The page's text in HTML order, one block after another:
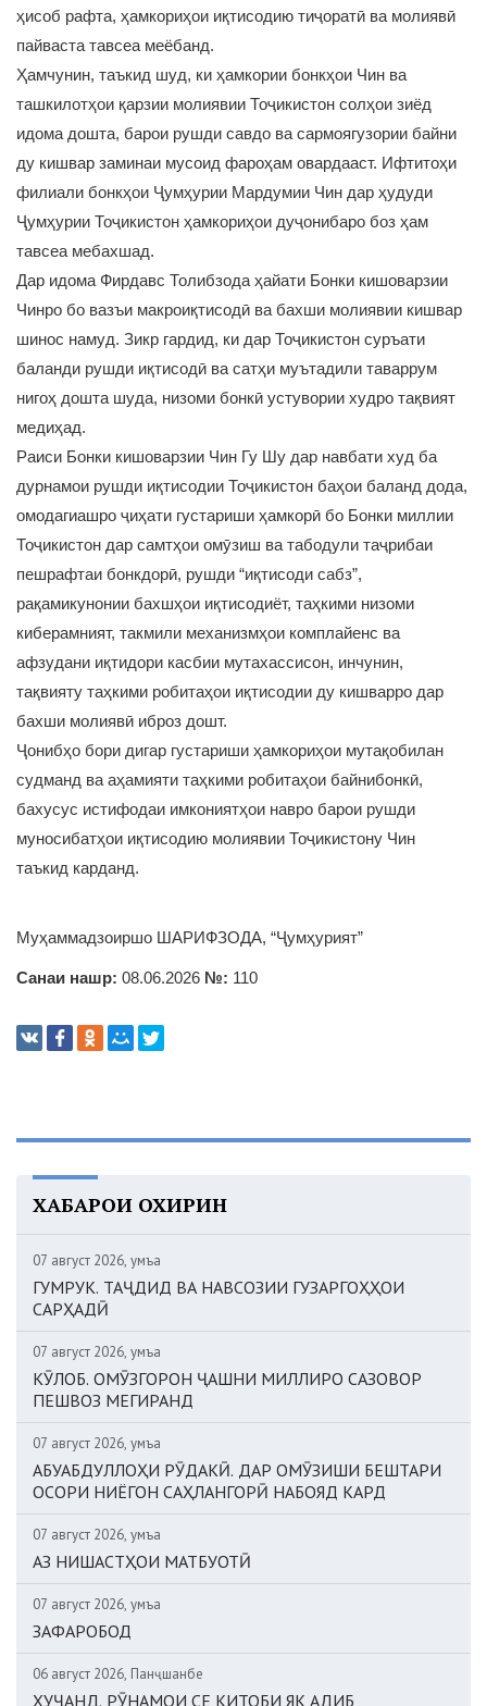
ҳисоб рафта, ҳамкориҳои иқтисодию тиҷоратӣ ва молиявӣ
пайваста тавсеа меёбанд.
Ҳамчунин, таъкид шуд, ки ҳамкории бонкҳои Чин ва
ташкилотҳои қарзии молиявии Тоҷикистон солҳои зиёд
идома дошта, барои рушди савдо ва сармоягузории байни
ду кишвар заминаи мусоид фароҳам овардааст. Ифтитоҳи
филиали бонкҳои Ҷумҳурии Мардумии Чин дар ҳудуди
Ҷумҳурии Тоҷикистон ҳамкориҳои дуҷонибаро боз ҳам
тавсеа мебахшад.
Дар идома Фирдавс Толибзода ҳайати Бонки кишоварзии
Чинро бо вазъи макроиқтисодӣ ва бахши молиявии кишвар
шинос намуд. Зикр гардид, ки дар Тоҷикистон суръати
баланди рушди иқтисодӣ ва сатҳи муътадили таваррум
нигоҳ дошта шуда, низоми бонкӣ устувории худро тақвият
медиҳад.
Раиси Бонки кишоварзии Чин Гу Шу дар навбати худ ба
дурнамои рушди иқтисодии Тоҷикистон баҳои баланд дода,
омодагиашро ҷиҳати густариши ҳамкорӣ бо Бонки миллии
Тоҷикистон дар самтҳои омӯзиш ва табодули таҷрибаи
пешрафтаи бонкдорӣ, рушди “иқтисоди сабз”,
рақамикунонии бахшҳои иқтисодиёт, таҳкими низоми
киберамният, такмили механизмҳои комплайенс ва
афзудани иқтидори касбии мутахассисон, инчунин,
тақвияту таҳкими робитаҳои иқтисодии ду кишварро дар
бахши молиявӣ иброз дошт.
Ҷонибҳо бори дигар густариши ҳамкориҳои мутақобилан
судманд ва аҳамияти таҳкими робитаҳои байнибонкӣ,
бахусус истифодаи имкониятҳои навро барои рушди
муносибатҳои иқтисодию молиявии Тоҷикистону Чин
таъкид карданд.
Муҳаммадзоиршо ШАРИФЗОДА, “Ҷумҳурият”
Санаи нашр: 08.06.2026 №: 110
ХАБАРҲОИ ОХИРИН
07 август 2026, Ҷумъа
ГУМРУК. ТАҶДИД ВА НАВСОЗИИ ГУЗАРГОҲҲОИ
САРҲАДӢ
07 август 2026, Ҷумъа
КӮЛОБ. ОМӮЗГОРОН ҶАШНИ МИЛЛИРО САЗОВОР
ПЕШВОЗ МЕГИРАНД
07 август 2026, Ҷумъа
АБУАБДУЛЛОҲИ РӮДАКӢ. ДАР ОМӮЗИШИ БЕШТАРИ
ОСОРИ НИЁГОН САҲЛАНГОРӢ НАБОЯД КАРД
07 август 2026, Ҷумъа
АЗ НИШАСТҲОИ МАТБУОТӢ
07 август 2026, Ҷумъа
ЗАФАРОБОД
06 август 2026, Панҷшанбе
ХУҶАНД. РӮНАМОИ СЕ КИТОБИ ЯК АДИБ